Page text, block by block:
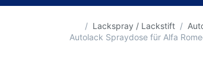
Startseite
Lackspray / Lackstift
Autolack Spraydose für Alfa